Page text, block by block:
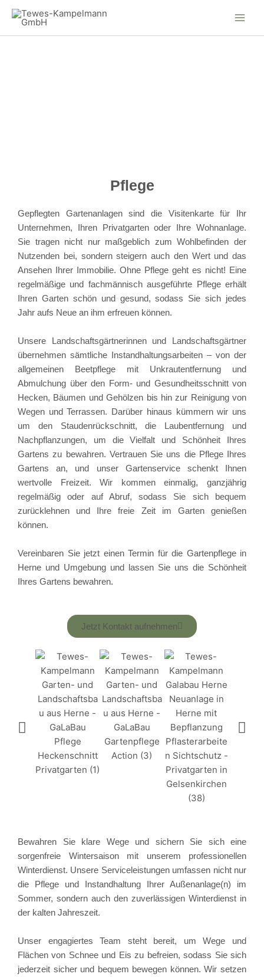
Zum
Inhalt
springen
Pflege
Gepflegten Gartenanlagen sind die Visitenkarte für Ihr
Unternehmen, Ihren Privatgarten oder Ihre Wohnanlage.
Sie tragen nicht nur maßgeblich zum Wohlbefinden der
Nutzenden bei, sondern steigern auch den Wert und das
Ansehen Ihrer Immobilie. Ohne Pflege geht es nicht! Eine
regelmäßige und fachmännisch ausgeführte Pflege erhält
Ihren Garten schön und gesund, sodass Sie sich jedes
Jahr aufs Neue an ihm erfreuen können.
Unsere Landschaftsgärtnerinnen und Landschaftsgärtner
übernehmen sämtliche Instandhaltungsarbeiten – von der
allgemeinen Beetpflege mit Unkrautentfernung und
Abmulchung über den Form- und Gesundheitsschnitt von
Hecken, Bäumen und Gehölzen bis hin zur Reinigung von
Wegen und Terrassen. Darüber hinaus kümmern wir uns
um den Staudenrückschnitt, die Laubentfernung und
Nachpflanzungen, um die Vielfalt und Schönheit Ihres
Gartens zu bewahren. Vertrauen Sie uns die Pflege Ihres
Gartens an, und unser Gartenservice schenkt Ihnen
wertvolle Freizeit. Wir kommen einmalig, ganzjährig
regelmäßig oder auf Abruf, sodass Sie sich bequem
zurücklehnen und Ihre freie Zeit im Garten genießen
können.
Vereinbaren Sie jetzt einen Termin für die Gartenpflege in
Herne und Umgebung und lassen Sie uns die Schönheit
Ihres Gartens bewahren.
Jetzt Kontakt aufnehmen
Bewahren Sie klare Wege und sichern Sie sich eine
sorgenfreie Wintersaison mit unserem professionellen
Winterdienst. Unsere Serviceleistungen umfassen nicht nur
die Pflege und Instandhaltung Ihrer Außenanlage(n) im
Sommer, sondern auch den zuverlässigen Winterdienst in
der kalten Jahreszeit.
Unser engagiertes Team steht bereit, um Wege und
Flächen von Schnee und Eis zu befreien, sodass Sie sich
jederzeit sicher und bequem bewegen können. Wir setzen